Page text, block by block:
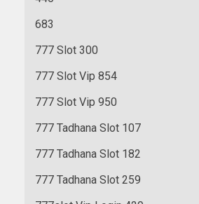
683
777 Slot 300
777 Slot Vip 854
777 Slot Vip 950
777 Tadhana Slot 107
777 Tadhana Slot 182
777 Tadhana Slot 259